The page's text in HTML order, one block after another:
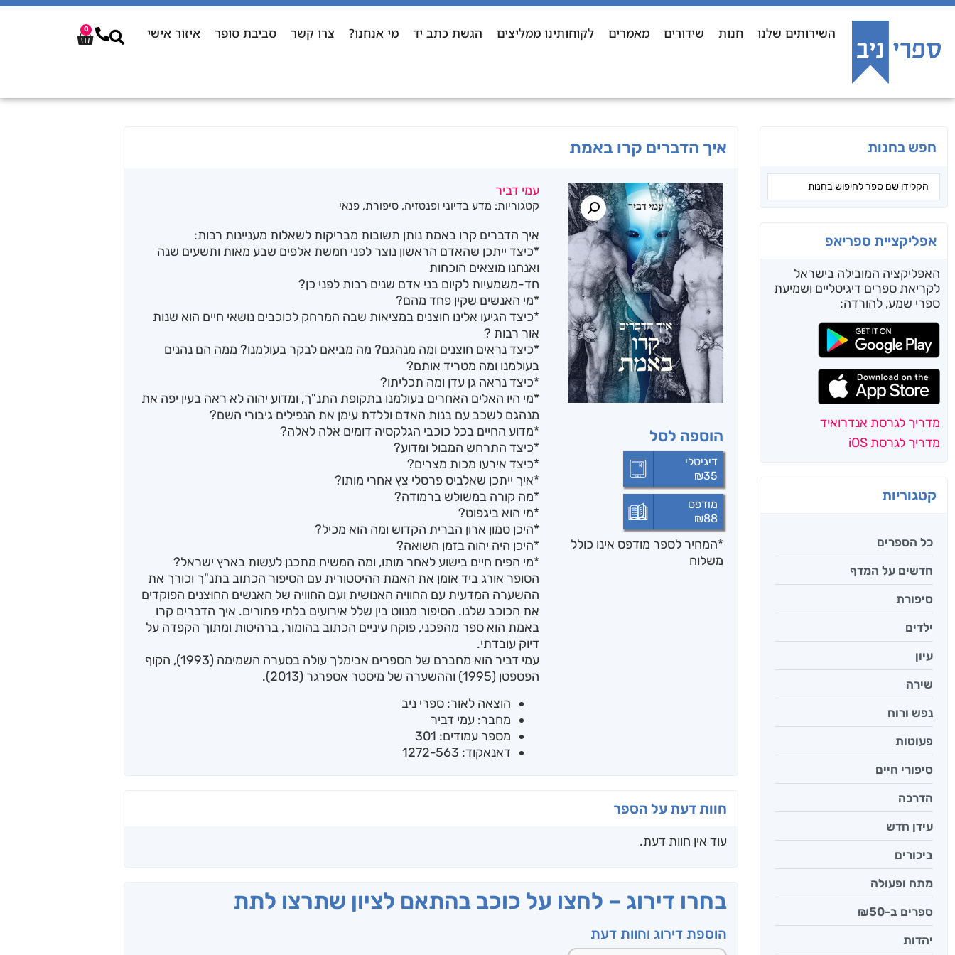
השירותים שלנו חנות שידורים מאמרים לקוחותינו ממליצים הגשת כתב יד מי אנחנו? צרו קשר סביבת סופר איזור אישי 0
חפש בחנות
אפליקציית ספריאפ
האפליקציה המובילה בישראל
לקריאת ספרים דיגיטליים ושמיעת
ספרי שמע, להורדה:
מדריך לגרסת אנדרואיד
מדריך לגרסת iOS
קטגוריות
כל הספרים
חדשים על המדף
סיפורת
ילדים
עיון
שירה
נפש ורוח
פעוטות
סיפורי חיים
הדרכה
עידן חדש
ביכורים
מתח ופעולה
ספרים ב-₪50
יהדות
איך הדברים קרו באמת
הוספה לסל
דיגיטלי
₪35
מודפס
₪88
*המחיר לספר מודפס אינו כולל
משלוח
עמי דביר
קטגוריות: מדע בדיוני ופנטזיה, סיפורת, פנאי
איך הדברים קרו באמת נותן תשובות מבריקות לשאלות מעניינות רבות:
*כיצד ייתכן שהאדם הראשון נוצר לפני חמשת אלפים שבע מאות ותשעים שנה
ואנחנו מוצאים הוכחות
חד-משמעיות לקיום בני אדם שנים רבות לפני כן?
*מי האנשים שקין פחד מהם?
*כיצד הגיעו אלינו חוצנים במציאות שבה המרחק לכוכבים נושאי חיים הוא שנות
אור רבות ?
*כיצד נראים חוצנים ומה מנהגם? מה מביאם לבקר בעולמנו? ממה הם נהנים
בעולמנו ומה מטריד אותם?
*כיצד נראה גן עדן ומה תכליתו?
*מי היו האלים האחרים בעולמנו בתקופת התנ"ך, ומדוע יהוה לא ראה בעין יפה את
מנהגם לשכב עם בנות האדם וללדת עימן את הנפילים גיבורי השם?
*מדוע החיים בכל כוכבי הגלקסיה דומים אלה לאלה?
*כיצד התרחש המבול ומדוע?
*כיצד אירעו מכות מצרים?
*איך ייתכן שאלביס פרסלי צץ אחרי מותו?
*מה קורה במשולש ברמודה?
*מי הוא ביגפוט?
*היכן טמון ארון הברית הקדוש ומה הוא מכיל?
*היכן היה יהוה בזמן השואה?
*מי הפיח חיים בישוע לאחר מותו, ומה המשיח מתכנן לעשות בארץ ישראל?
הסופר אורג ביד אומן את האמת ההיסטורית עם הסיפור הכתוב בתנ"ך וכורך את
ההשערה המדעית עם החוויה האנושית ועם החוויה של האנשים החוּצנים הפוקדים
את הכוכב שלנו. הסיפור מנווט בין שלל אירועים בלתי פתורים. איך הדברים קרו
באמת הוא ספר מהפכני, פוקח עיניים הכתוב בהומור, ברהיטות ומתוך הקפדה על
דיוק עובדתי.
עמי דביר הוא מחברם של הספרים אבימלך עולה בסערה השמימה (1993), הקוף
הפטפטן (1995) וההשערה של מיסטר אספרגר (2013).
הוצאה לאור: ספרי ניב
מחבר: עמי דביר
מספר עמודים: 301
דאנאקוד: 1272-563
חוות דעת על הספר
עוד אין חוות דעת.
בחרו דירוג – לחצו על כוכב בהתאם לציון שתרצו לתת
הוספת דירוג וחוות דעת